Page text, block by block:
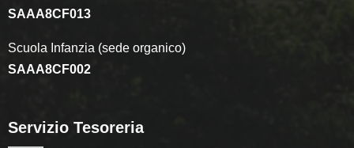
SAAA8CF013
Scuola Infanzia (sede organico)
SAAA8CF002
Servizio Tesoreria